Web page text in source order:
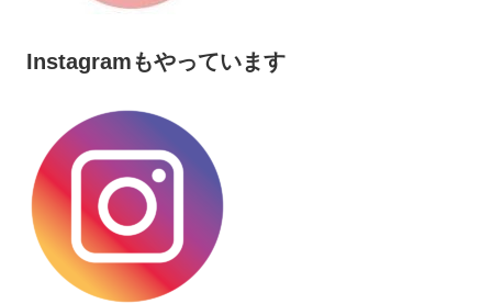
Instagramもやっています